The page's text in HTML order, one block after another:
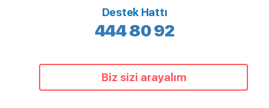
Destek Hattı
444 80 92
Biz sizi arayalım